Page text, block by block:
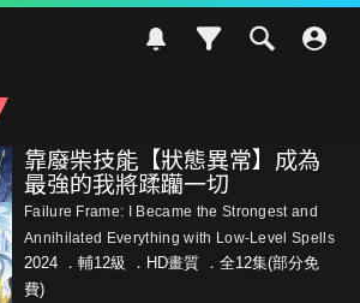
靠廢柴技能【狀態異常】成為
最強的我將蹂躪一切
Failure Frame: I Became the Strongest and
Annihilated Everything with Low-Level Spells
2024 ． 輔12級
．HD畫質 ．全12集(部分免
費)